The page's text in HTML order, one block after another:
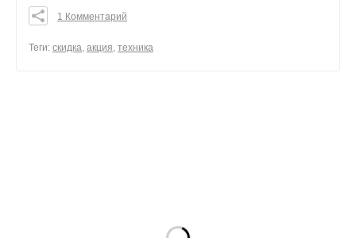
0
1 Комментарий
Теги: скидка, акция, техника